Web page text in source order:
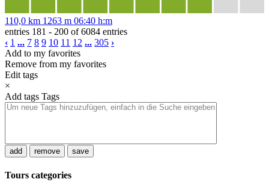
110,0 km 1263 m 06:40 h:m
entries 181 - 200 of 6084 entries
‹ 1 ... 7 8 9 10 11 12 ... 305 ›
Add to my favorites
Remove from my favorites
Edit tags
×
Add tags Tags
add remove save
Tours categories